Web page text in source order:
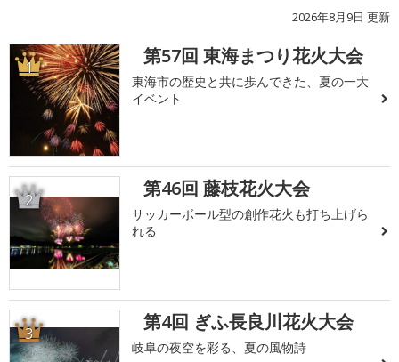
2026年8月9日 更新
1 第57回 東海まつり花火大会
東海市の歴史と共に歩んできた、夏の一大
イベント
2 第46回 藤枝花火大会
サッカーボール型の創作花火も打ち上げら
れる
3 第4回 ぎふ長良川花火大会
岐阜の夜空を彩る、夏の風物詩